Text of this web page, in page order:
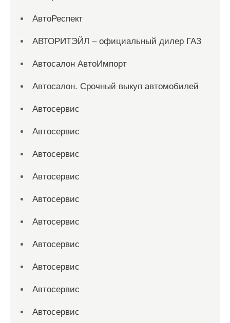
АвтоРеспект
АВТОРИТЭЙЛ – официальный дилер ГАЗ
Автосалон АвтоИмпорт
Автосалон. Срочный выкуп автомобилей
Автосервис
Автосервис
Автосервис
Автосервис
Автосервис
Автосервис
Автосервис
Автосервис
Автосервис
Автосервис